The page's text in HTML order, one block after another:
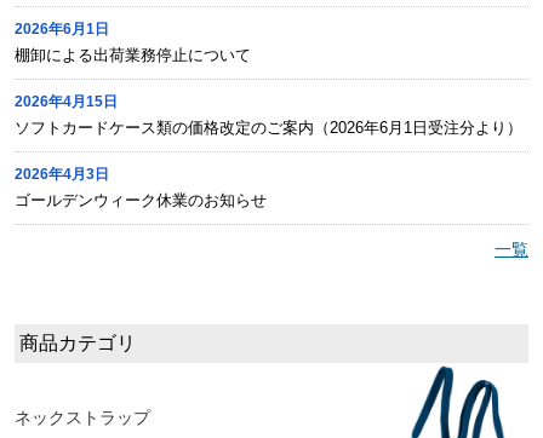
2026年6月1日
棚卸による出荷業務停止について
2026年4月15日
ソフトカードケース類の価格改定のご案内（2026年6月1日受注分より）
2026年4月3日
ゴールデンウィーク休業のお知らせ
一覧
商品カテゴリ
ネックストラップ